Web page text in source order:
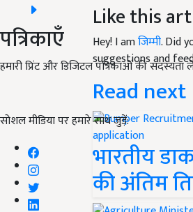
पत्रिकाएँ
हमारी प्रिंट और डिजिटल पत्रिकाओं की सदस्यता
सोशल मीडिया पर हमारे साथ जुड़ें:
Like this
Hey! I amजिम्मी. Did
suggestions and
Read next
भारतीय
की अंतिम